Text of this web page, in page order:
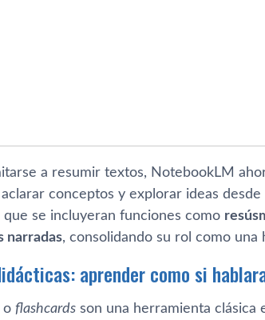
a resumir textos, NotebookLM
aclarar conceptos y explorar ideas
que se incluyeran funciones como
narradas, consolidando su rol como
aprender como si
o flashcards son una herramienta clásica